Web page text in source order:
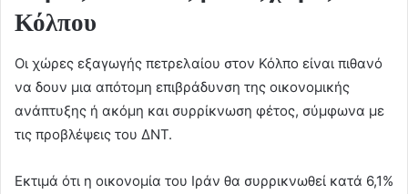
Κόλπου
Οι χώρες εξαγωγής πετρελαίου στον Κόλπο είναι πιθανό
να δουν μια απότομη επιβράδυνση της οικονομικής
ανάπτυξης ή ακόμη και συρρίκνωση φέτος, σύμφωνα με
τις προβλέψεις του ΔΝΤ.
Εκτιμά ότι η οικονομία του Ιράν θα συρρικνωθεί κατά 6,1%